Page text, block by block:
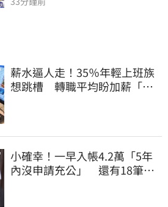
薪水逼人走！35％年輕上班族
想跳槽 轉職平均盼加薪「破
小確幸！一早入帳4.2萬「5年
內沒申請充公」 還有18筆錢